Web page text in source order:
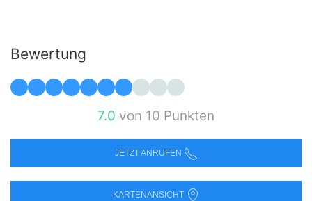
Bewertung
7.0 von 10 Punkten
JETZT ANRUFEN
KARTENANSICHT